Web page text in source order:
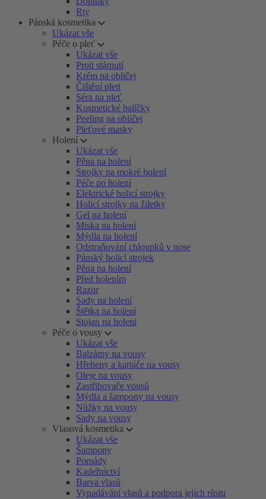
Rty
Pánská kosmetika
Ukázat vše
Péče o pleť
Ukázat vše
Proti stárnutí
Krém na obličej
Čištění pleti
Séra na pleť
Kosmetické balíčky
Peeling na obličej
Pleťové masky
Holení
Ukázat vše
Pěna na holení
Strojky na mokré holení
Péče po holení
Elektrické holicí strojky
Holicí strojky na žiletky
Gel na holení
Miska na holení
Mýdla na holení
Odstraňování chloupků v nose
Pánský holicí strojek
Pěna na holení
Před holením
Razor
Sady na holení
Štětka na holení
Stojan na holení
Péče o vousy
Ukázat vše
Balzámy na vousy
Hřebeny a kartáče na vousy
Oleje na vousy
Zastřihovače vousů
Mýdla a šampony na vousy
Nůžky na vousy
Sady na vousy
Vlasová kosmetika
Ukázat vše
Šampony
Pomády
Kadeřnictví
Barva vlasů
Vypadávání vlasů a podpora jejich růstu